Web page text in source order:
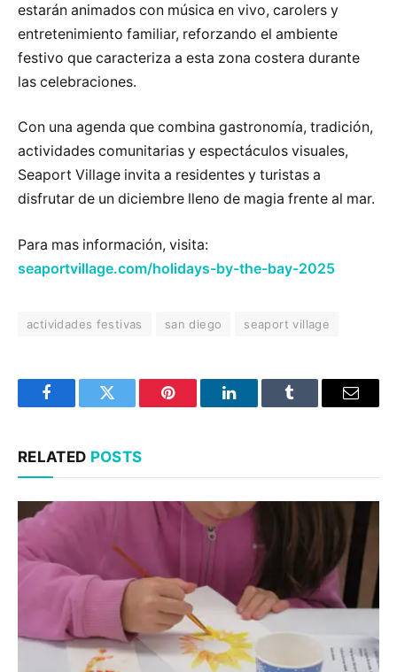
estarán animados con música en vivo, carolers y
entretenimiento familiar, reforzando el ambiente
festivo que caracteriza a esta zona costera durante
las celebraciones.
Con una agenda que combina gastronomía, tradición,
actividades comunitarias y espectáculos visuales,
Seaport Village invita a residentes y turistas a
disfrutar de un diciembre lleno de magia frente al mar.
Para mas información, visita:
seaportvillage.com/holidays-by-the-bay-2025
actividades festivas san diego seaport village
FacebookTwitter Pinterest LinkedInTumblr Email
RELATED POSTS